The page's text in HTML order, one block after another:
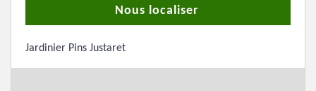
Nous localiser
Jardinier Pins Justaret